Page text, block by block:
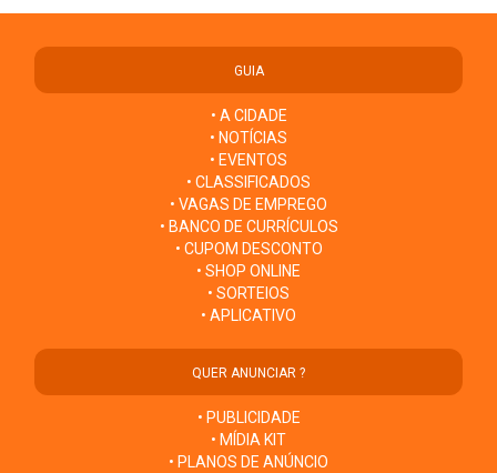
GUIA
• A CIDADE
• NOTÍCIAS
• EVENTOS
• CLASSIFICADOS
• VAGAS DE EMPREGO
• BANCO DE CURRÍCULOS
• CUPOM DESCONTO
• SHOP ONLINE
• SORTEIOS
• APLICATIVO
QUER ANUNCIAR ?
• PUBLICIDADE
• MÍDIA KIT
• PLANOS DE ANÚNCIO